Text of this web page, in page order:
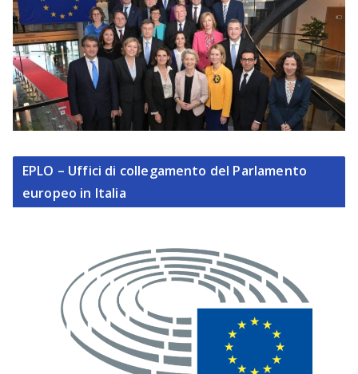
EPLO – Uffici di collegamento del Parlamento
europeo in Italia